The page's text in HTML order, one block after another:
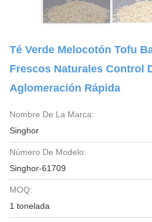
Té Verde Melocotón Tofu
Frescos Naturales Control
Aglomeración Rápida
Nombre De La Marca:
Singhor
Número De Modelo:
Singhor-61709
MOQ:
1 tonelada